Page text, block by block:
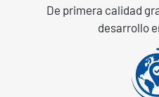
De primera calidad
desarrollo